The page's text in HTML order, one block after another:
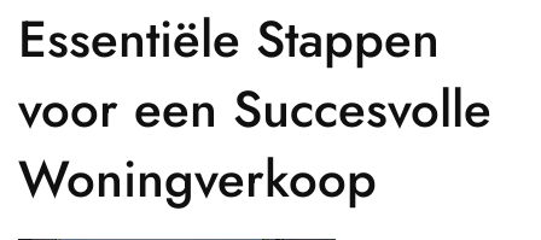
Essentiële Stappen
voor een Succesvolle
Woningverkoop